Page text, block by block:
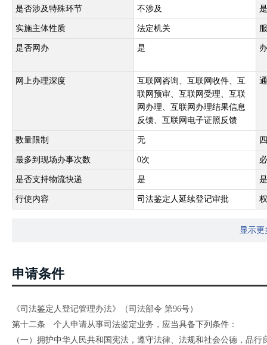
是否涉及特殊环节 不涉及
实施主体性质 法定机关
是否网办 是
网上办理深度
互联网咨询、互联网收件、互
联网预审、互联网受理、互联
网办理、互联网办理结果信息
反馈、互联网电子证照反馈
数量限制 无
最多到现场办事次数 0次
是否支持物流快递 是
行使内容 司法鉴定人延续登记审批
显示更
申请条件
《司法鉴定人登记管理办法》（司法部令 第96号）
第十二条 个人申请从事司法鉴定业务，应当具备下列条件：
（一）拥护中华人民共和国宪法，遵守法律、法规和社会公德，品行